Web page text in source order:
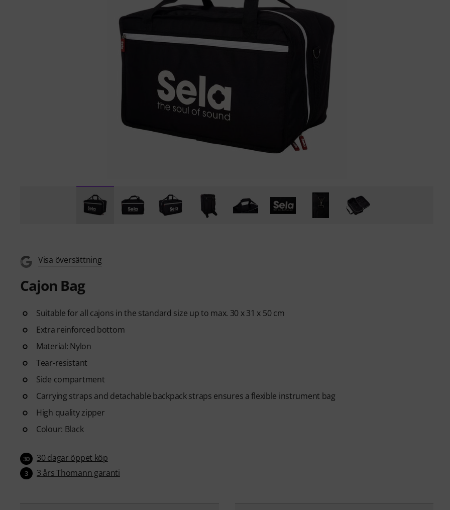
Visa översättning
Cajon Bag
Suitable for all cajons in the standard size up to max. 30 x 31 x 50 cm
Extra reinforced bottom
Material: Nylon
Tear-resistant
Side compartment
Carrying straps and detachable backpack straps ensures a flexible instrument bag
High quality zipper
Colour: Black
30 30 dagar öppet köp
3 3 års Thomann garanti